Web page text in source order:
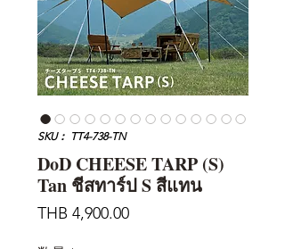
SKU： TT4-738-TN
DoD CHEESE TARP (S)
Tan ชีสทาร์ป S สีแทน
THB 4,900.00価